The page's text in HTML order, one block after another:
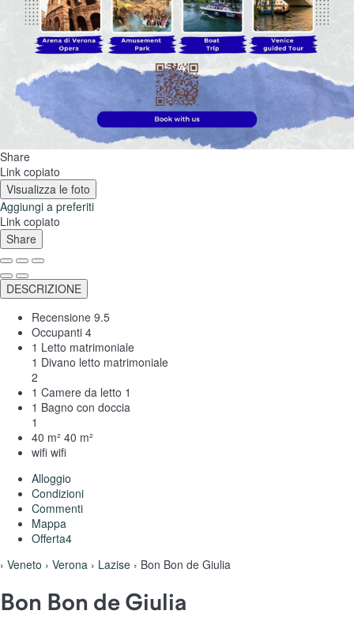
Share
Link copiato
Visualizza le foto
Aggiungi a preferiti
Link copiato
Share
DESCRIZIONE
Recensione 9.5
Occupanti 4
1 Letto matrimoniale
1 Divano letto matrimoniale
2
1 Camere da letto 1
1 Bagno con doccia
1
40 m² 40 m²
wifi wifi
Alloggio
Condizioni
Commenti
Mappa
Offerta4
› Veneto › Verona › Lazise › Bon Bon de Giulia
Bon Bon de Giulia